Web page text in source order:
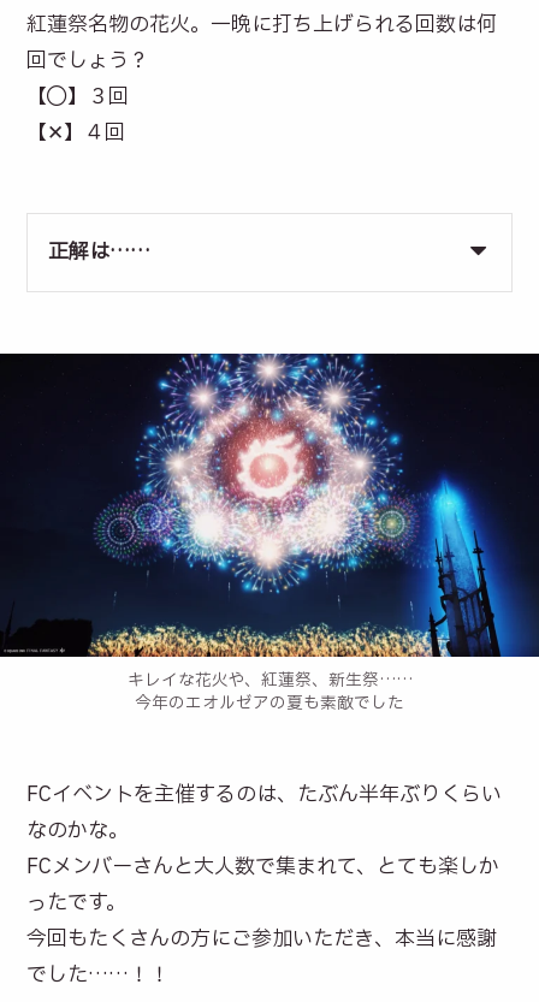
紅蓮祭名物の花火。一晩に打ち上げられる回数は何
回でしょう？
【◯】３回
【✕】４回
正解は……
キレイな花火や、紅蓮祭、新生祭……
今年のエオルゼアの夏も素敵でした
FCイベントを主催するのは、たぶん半年ぶりくらい
なのかな。
FCメンバーさんと大人数で集まれて、とても楽しか
ったです。
今回もたくさんの方にご参加いただき、本当に感謝
でした……！！